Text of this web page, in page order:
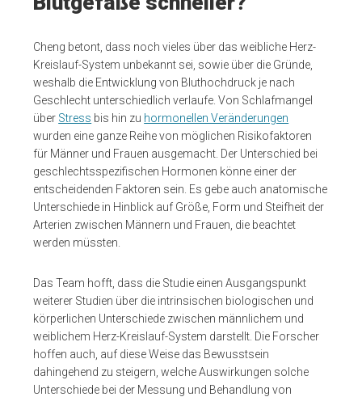
Cheng betont, dass noch vieles über das weibliche Herz-
Kreislauf-System unbekannt sei, sowie über die Gründe,
weshalb die Entwicklung von Bluthochdruck je nach
Geschlecht unterschiedlich verlaufe. Von Schlafmangel
über Stress bis hin zu hormonellen Veränderungen
wurden eine ganze Reihe von möglichen Risikofaktoren
für Männer und Frauen ausgemacht. Der Unterschied bei
geschlechtsspezifischen Hormonen könne einer der
entscheidenden Faktoren sein. Es gebe auch anatomische
Unterschiede in Hinblick auf Größe, Form und Steifheit der
Arterien zwischen Männern und Frauen, die beachtet
werden müssten.
Das Team hofft, dass die Studie einen Ausgangspunkt
weiterer Studien über die intrinsischen biologischen und
körperlichen Unterschiede zwischen männlichem und
weiblichem Herz-Kreislauf-System darstellt. Die Forscher
hoffen auch, auf diese Weise das Bewusstsein
dahingehend zu steigern, welche Auswirkungen solche
Unterschiede bei der Messung und Behandlung von